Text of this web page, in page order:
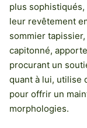
plus
leur revêtement
sommier
capitonné,
procurant un
quant à lui, utilise
pour offrir un
morphologies.